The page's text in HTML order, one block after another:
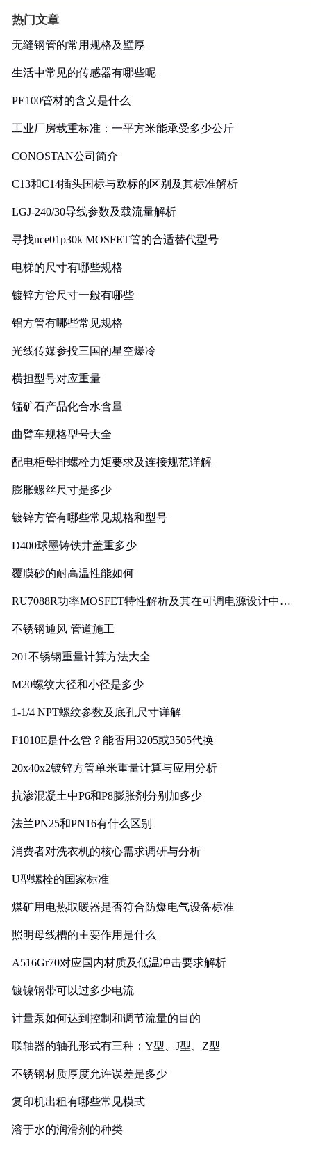
热门文章
无缝钢管的常用规格及壁厚
生活中常见的传感器有哪些呢
PE100管材的含义是什么
工业厂房载重标准：一平方米能承受多少公斤
CONOSTAN公司简介
C13和C14插头国标与欧标的区别及其标准解析
LGJ-240/30导线参数及载流量解析
寻找nce01p30k MOSFET管的合适替代型号
电梯的尺寸有哪些规格
镀锌方管尺寸一般有哪些
铝方管有哪些常见规格
光线传媒参投三国的星空爆冷
横担型号对应重量
锰矿石产品化合水含量
曲臂车规格型号大全
配电柜母排螺栓力矩要求及连接规范详解
膨胀螺丝尺寸是多少
镀锌方管有哪些常见规格和型号
D400球墨铸铁井盖重多少
覆膜砂的耐高温性能如何
RU7088R功率MOSFET特性解析及其在可调电源设计中的
不锈钢通风 管道施工
201不锈钢重量计算方法大全
M20螺纹大径和小径是多少
1-1/4 NPT螺纹参数及底孔尺寸详解
F1010E是什么管？能否用3205或3505代换
20x40x2镀锌方管单米重量计算与应用分析
抗渗混凝土中P6和P8膨胀剂分别加多少
法兰PN25和PN16有什么区别
消费者对洗衣机的核心需求调研与分析
U型螺栓的国家标准
煤矿用电热取暖器是否符合防爆电气设备标准
照明母线槽的主要作用是什么
A516Gr70对应国内材质及低温冲击要求解析
镀镍钢带可以过多少电流
计量泵如何达到控制和调节流量的目的
联轴器的轴孔形式有三种：Y型、J型、Z型
不锈钢材质厚度允许误差是多少
复印机出租有哪些常见模式
溶于水的润滑剂的种类